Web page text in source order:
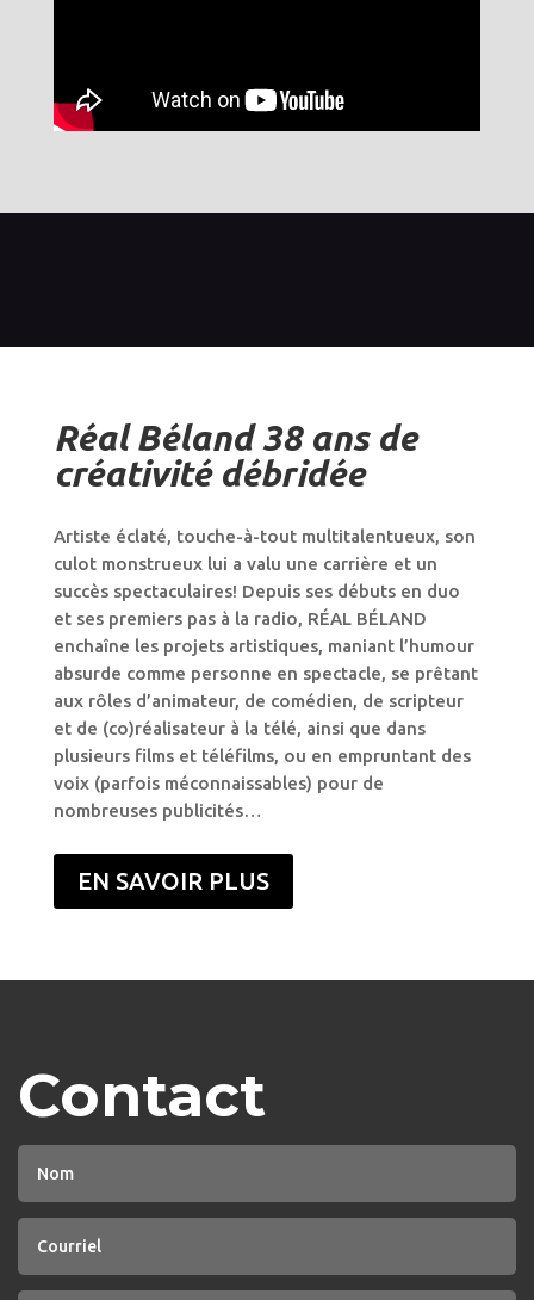
Réal Béland 38 ans de
créativité débridée
Artiste éclaté, touche-à-tout multitalentueux, son
culot monstrueux lui a valu une carrière et un
succès spectaculaires! Depuis ses débuts en duo
et ses premiers pas à la radio, RÉAL BÉLAND
enchaîne les projets artistiques, maniant l’humour
absurde comme personne en spectacle, se prêtant
aux rôles d’animateur, de comédien, de scripteur
et de (co)réalisateur à la télé, ainsi que dans
plusieurs films et téléfilms, ou en empruntant des
voix (parfois méconnaissables) pour de
nombreuses publicités…
EN SAVOIR PLUS
Contact